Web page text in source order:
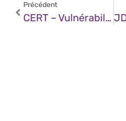
Précédent
CERT – Vulnérabilité Dans Les Produits VMware (12 Mai 2025)